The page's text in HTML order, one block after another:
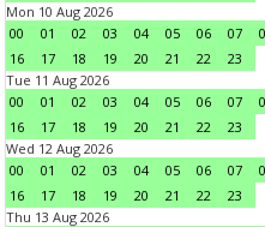
Mon 10 Aug 2026
00
01 02 03 04 05 06 07
16
17 18 19 20 21 22
23
Tue 11 Aug 2026
00
01 02 03 04 05 06 07
16
17 18 19 20 21 22
23
Wed 12 Aug 2026
00
01 02 03 04 05 06 07
16
17 18 19 20 21 22
23
Thu 13 Aug 2026